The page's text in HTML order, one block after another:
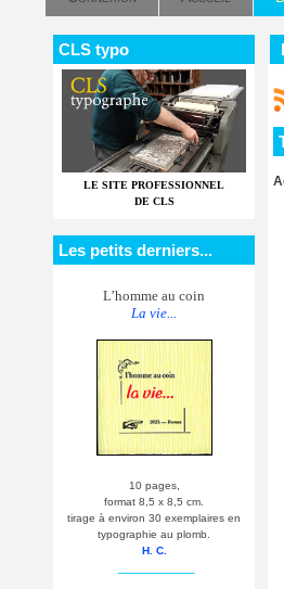
CLS typo
LE SITE PROFESSIONNEL
DE CLS
Les petits derniers...
L’homme au coin
La vie...
10 pages,
format 8,5 x 8,5 cm.
tirage à environ 30 exemplaires en
typographie au plomb.
H. C.